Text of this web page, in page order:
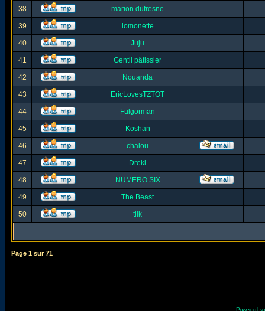
38 marion dufresne
39 lomonette
40 Juju
41 Gentil pâtissier
42 Nouanda
43 EricLovesTZTOT
44 Fulgorman
45 Koshan
46 chalou
47 Dreki
48 NUMERO SIX
49 The Beast
50 tilk
Page 1 sur71
Powered by